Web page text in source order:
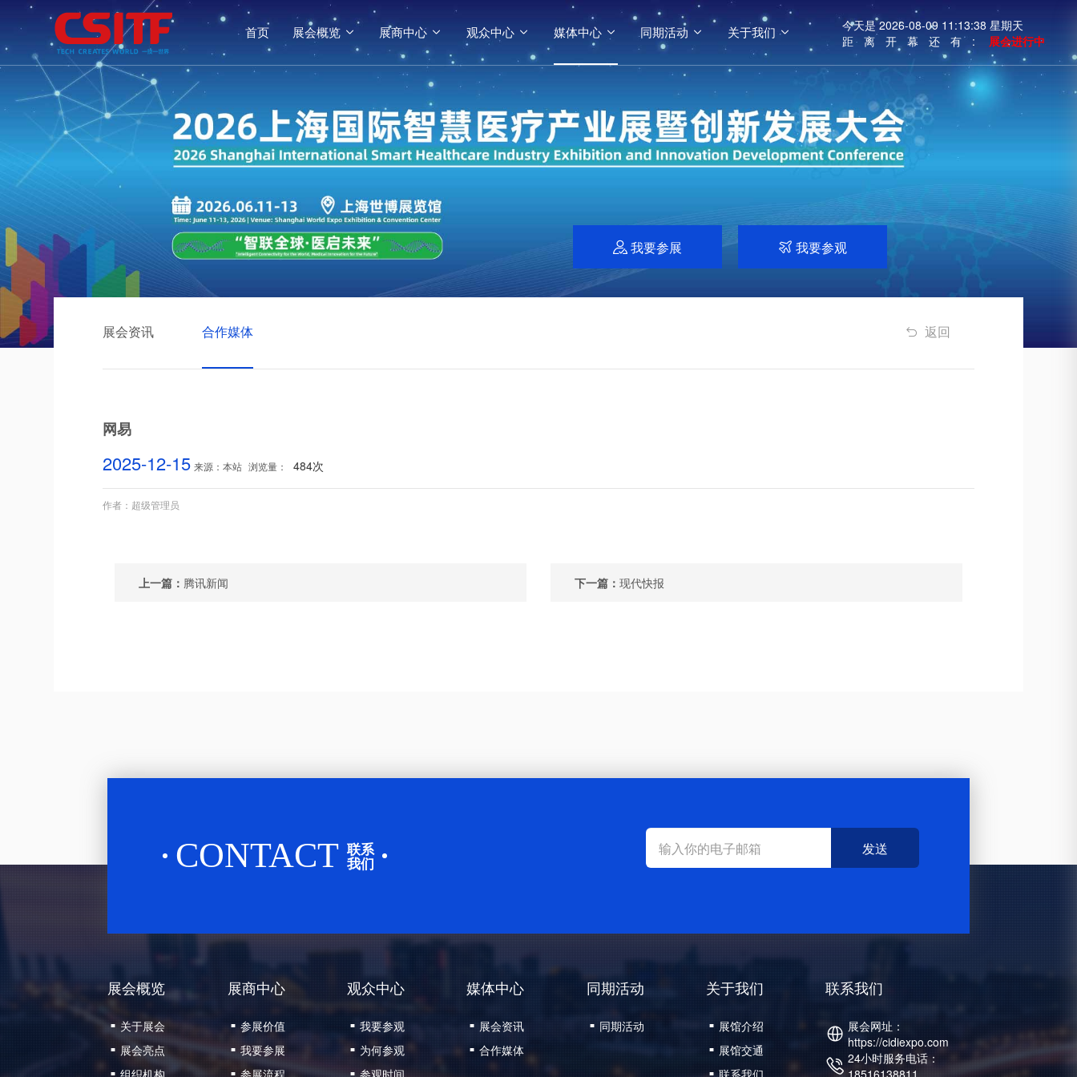
首页 展会概览  展商中心  观众中心  媒体中心  同期活动  关于我们 今天是 2026-08-09 11:13:39 星期天
距离开幕还有:
展会进行中
 我要参展  我要参观
展会资讯 合作媒体  返回
网易
2025-12-15 来源：本站 浏览量： 484次
作者：超级管理员
上一篇： 腾讯新闻 下一篇： 现代快报
CONTACT 联系
我们
发送
展会概览
■ 关于展会
■ 展会亮点
■
展商中心
■ 参展价值
■ 我要参展
■
观众中心
■ 我要参观
■ 为何参观
■
媒体中心
■ 展会资讯
■ 合作媒体
同期活动
■ 同期活动
关于我们
■ 展馆介绍
■ 展馆交通
■
联系我们
 展会网址：
https://cidiexpo.com
 24小时服务电话：